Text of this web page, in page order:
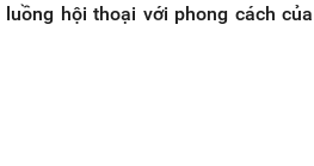
hội thoại với phong cách của